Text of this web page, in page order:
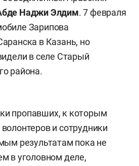
Наджи Элдим. 7 февраля
Зарипова
в Казань, но
в селе Старый
района.
пропавших, к которым
и сотрудники
результатам пока не
в уголовном деле,